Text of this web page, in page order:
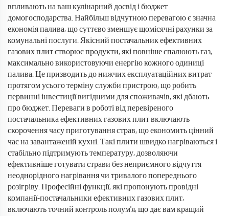
впливають на ваш кулінарний досвід і бюджет
домогосподарства. Найбільш відчутною перевагою є значна
економія палива, що суттєво зменшує щомісячні рахунки за
комунальні послуги. Якісний постачальник ефективних
газових плит створює продукти, які повніше спалюють газ,
максимально використовуючи енергію кожного одиниці
палива. Це призводить до нижчих експлуатаційних витрат
протягом усього терміну служби пристрою, що робить
первинні інвестиції вигідними для споживачів, які дбають
про бюджет. Переваги в роботі від перевіреного
постачальника ефективних газових плит включають
скорочення часу приготування страв, що економить цінний
час на завантаженій кухні. Такі плити швидко нагріваються і
стабільно підтримують температуру, дозволяючи
ефективніше готувати страви без неприємного відчуття
неоднорідного нагрівання чи тривалого попереднього
розігріву. Професійні функції, які пропонують провідні
компанії-постачальники ефективних газових плит,
включають точний контроль полум'я, що дає вам кращий